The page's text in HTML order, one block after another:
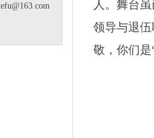
人。舞台
领导与退
敬，你们是